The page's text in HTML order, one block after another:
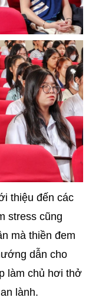
thiệu đến các
stress cũng
mà thiền đem
dẫn cho
làm chủ hơi thở
lành.